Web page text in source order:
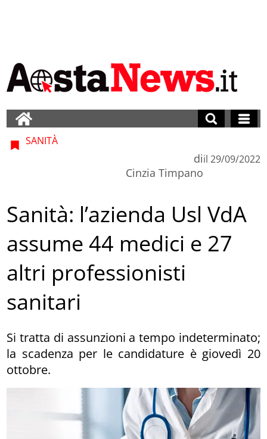
SANITÀ
di
Cinzia Timpano
il 29/09/2022
Sanità: l’azienda Usl VdA
assume 44 medici e 27
altri professionisti
sanitari
Si tratta di assunzioni a tempo indeterminato;
la scadenza per le candidature è giovedì 20
ottobre.